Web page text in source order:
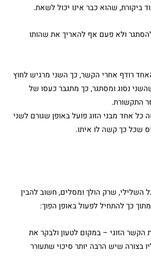
ביקורת, שהוא כבר אינו יכול לשאת.
ולא פעם אף להאריך את שהותו
רודף אחרי הקשר, כך השני מרגיש לחוץ
נסוג ומסתגר, כך מתגבר כעסו של
התקשורת.
אחד מבני הזוג פועל באופן שגורם לשני
שכל כך קשה לו איתו.
שרק הולך ומסלים, חשוב להבין
כך להתחיל לפעול באופן הפוך:
הזוגי – במקום לטעון ולבקר את
בצורה שיש הרבה יותר סיכוי שתעורר